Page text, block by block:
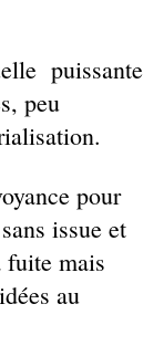
puissante
peu
pour
issue et
fuite mais
au